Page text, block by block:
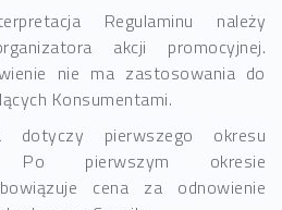
Regulaminu należy
akcji promocyjnej.
nie ma zastosowania do
Konsumentami.
dotyczy pierwszego okresu
Po pierwszym okresie
cena za odnowienie